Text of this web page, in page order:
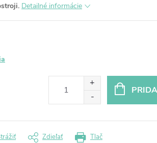
Detailné informácie
Tlač
Zdieľať